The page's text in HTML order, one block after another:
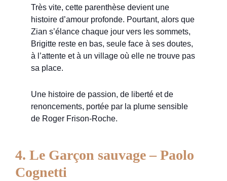
Très vite, cette parenthèse devient une
histoire d’amour profonde. Pourtant, alors que
Zian s’élance chaque jour vers les sommets,
Brigitte reste en bas, seule face à ses doutes,
à l’attente et à un village où elle ne trouve pas
sa place.
Une histoire de passion, de liberté et de
renoncements, portée par la plume sensible
de Roger Frison-Roche.
4. Le Garçon sauvage – Paolo
Cognetti